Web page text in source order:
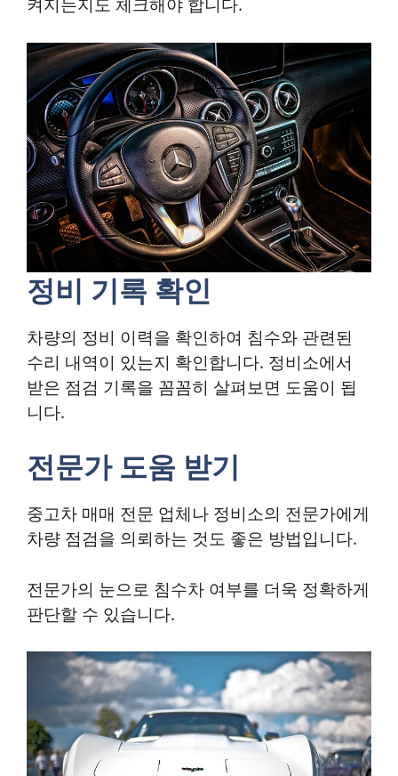
정비 기록 확인
차량의 정비 이력을 확인하여 침수와 관련된
수리 내역이 있는지 확인합니다. 정비소에서
받은 점검 기록을 꼼꼼히 살펴보면 도움이 됩
니다.
전문가 도움 받기
중고차 매매 전문 업체나 정비소의 전문가에게
차량 점검을 의뢰하는 것도 좋은 방법입니다.
전문가의 눈으로 침수차 여부를 더욱 정확하게
판단할 수 있습니다.